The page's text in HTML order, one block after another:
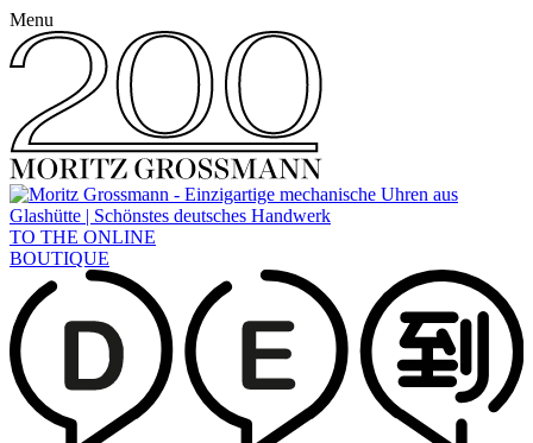
Menu
TO THE ONLINE
BOUTIQUE